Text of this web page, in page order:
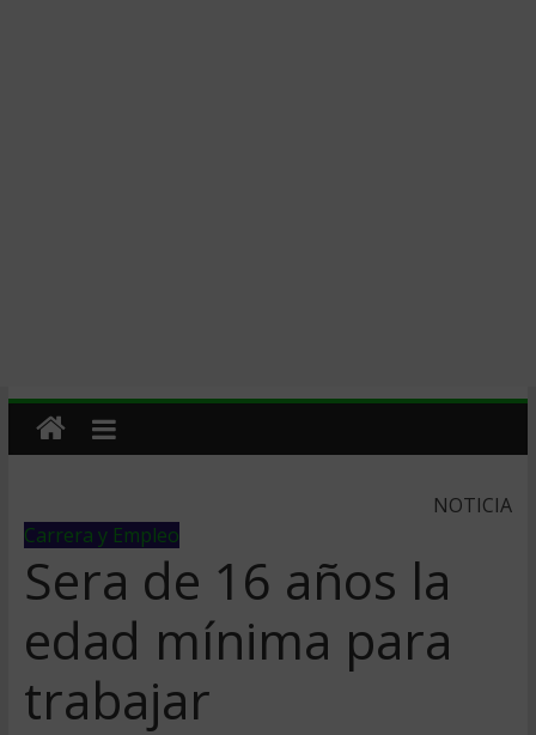
NOTICIA
Carrera y Empleo
Sera de 16 años la
edad mí­nima para
trabajar